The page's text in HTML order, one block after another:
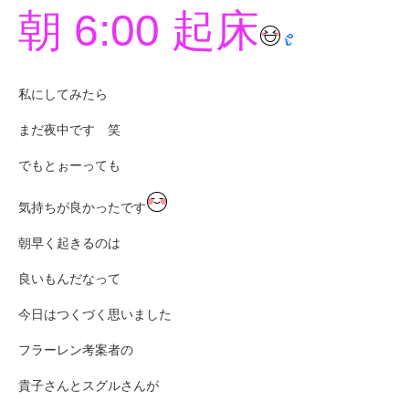
朝 6:00 起床
私にしてみたら
まだ夜中です 笑
でもとぉーっても
気持ちが良かったです
朝早く起きるのは
良いもんだなって
今日はつくづく思いました
フラーレン考案者の
貴子さんとスグルさんが